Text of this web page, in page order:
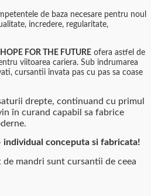
de baza necesare pentru noul
incredere, regularitate,
HOPE FOR THE FUTURE ofera astfel de
viitoarea cariera. Sub indrumarea
cursantii învata pas cu pas sa coase
drepte, continuand cu primul
în curand capabil sa fabrice
individual conceputa si fabricata!
de mandri sunt cursantii de ceea